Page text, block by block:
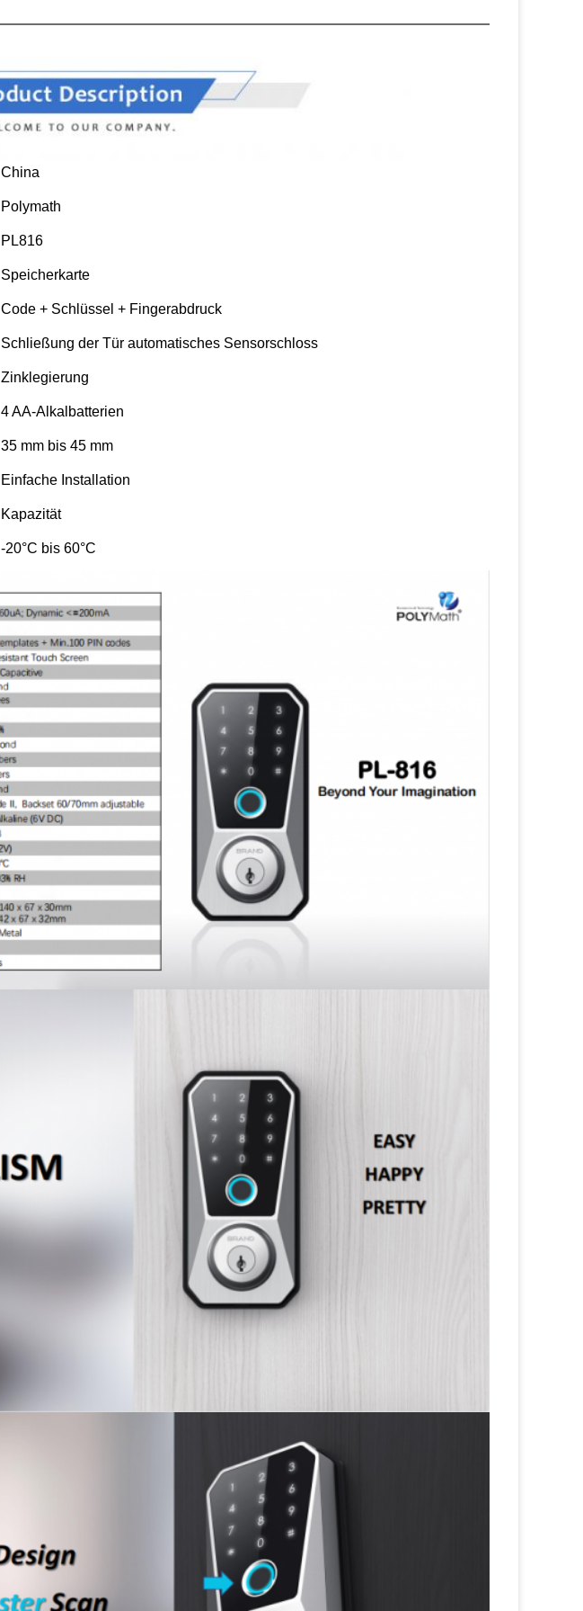
China
Polymath
PL816
Speicherkarte
Code + Schlüssel + Fingerabdruck
Schließung der Tür automatisches Sensorschloss
Zinklegierung
4 AA-Alkalbatterien
35 mm bis 45 mm
Einfache Installation
Kapazität
-20°C bis 60°C